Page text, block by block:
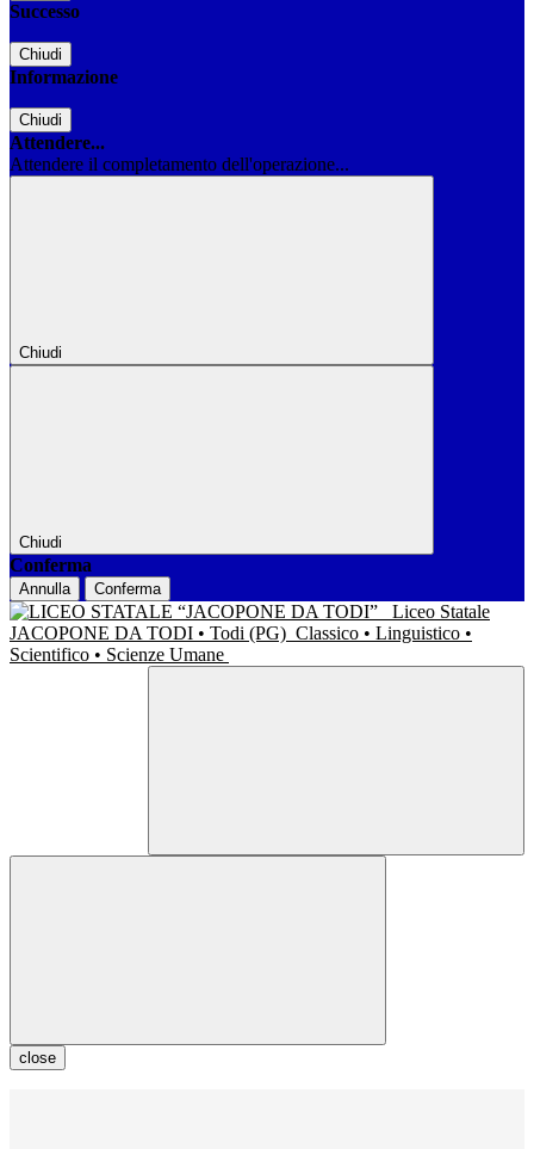
Successo
Chiudi
Informazione
Chiudi
Attendere...
Attendere il completamento dell'operazione...
Chiudi
Chiudi
Conferma
Annulla Conferma
Liceo Statale
JACOPONE DA TODI • Todi (PG) Classico • Linguistico •
Scientifico • Scienze Umane
close